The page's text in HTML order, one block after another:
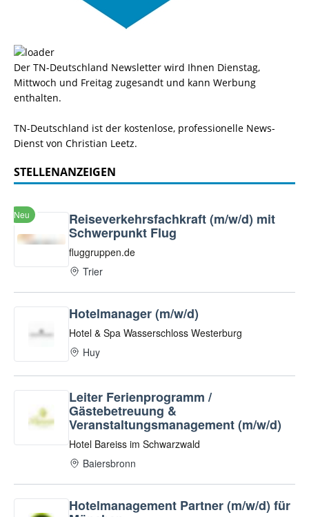
Der TN-Deutschland Newsletter wird Ihnen Dienstag,
Mittwoch und Freitag zugesandt und kann Werbung
enthalten.
TN-Deutschland ist der kostenlose, professionelle News-
Dienst von Christian Leetz.
STELLENANZEIGEN